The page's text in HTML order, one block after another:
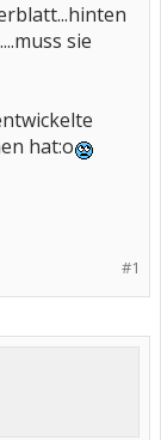
sie
hat:o
#1